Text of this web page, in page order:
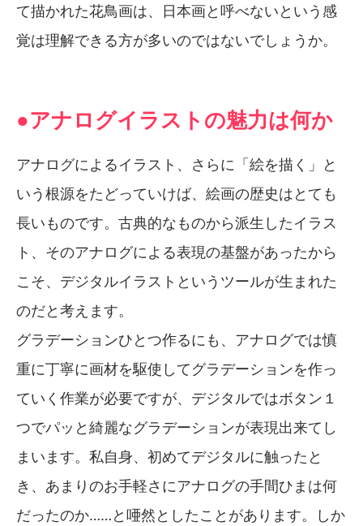
て描かれた花鳥画は、日本画と呼べないという感
覚は理解できる方が多いのではないでしょうか。
●アナログイラストの魅力は何か
アナログによるイラスト、さらに「絵を描く」と
いう根源をたどっていけば、絵画の歴史はとても
長いものです。古典的なものから派生したイラス
ト、そのアナログによる表現の基盤があったから
こそ、デジタルイラストというツールが生まれた
のだと考えます。
グラデーションひとつ作るにも、アナログでは慎
重に丁寧に画材を駆使してグラデーションを作っ
ていく作業が必要ですが、デジタルではボタン１
つでパッと綺麗なグラデーションが表現出来てし
まいます。私自身、初めてデジタルに触ったと
き、あまりのお手軽さにアナログの手間ひまは何
だったのか……と唖然としたことがあります。しか